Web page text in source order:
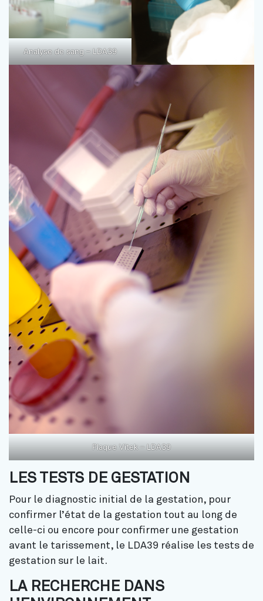
Analyse de sang – LDA39
Analyses PCR – LDA39
Plaque Vitek – LDA39
LES TESTS DE GESTATION
Pour le diagnostic initial de la gestation, pour
confirmer l’état de la gestation tout au long de
celle-ci ou encore pour confirmer une gestation
avant le tarissement, le LDA39 réalise les tests de
gestation sur le lait.
LA RECHERCHE DANS